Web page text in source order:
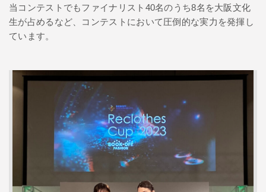
当コンテストでもファイナリスト40名のうち8名を大阪文化
生が占めるなど、コンテストにおいて圧倒的な実力を発揮し
ています。